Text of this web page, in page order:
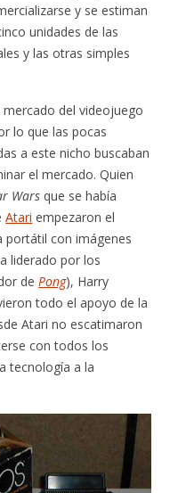
y se estiman
unidades de las
y las otras simples
del videojuego
lo que las pocas
a este nicho buscaban
el mercado. Quien
Wars que se había
Atari empezaron el
portátil con imágenes
liderado por los
de Pong), Harry
todo el apoyo de la
Atari no escatimaron
con todos los
tecnología a la